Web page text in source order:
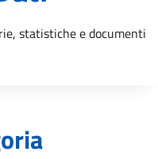
statistiche e documenti